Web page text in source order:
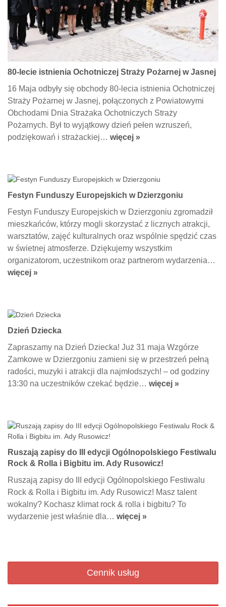
80-lecie istnienia Ochotniczej Straży Pożarnej w Jasnej
16 Maja odbyły się obchody 80-lecia istnienia Ochotniczej
Straży Pożarnej w Jasnej, połączonych z Powiatowymi
Obchodami Dnia Strażaka Ochotniczych Straży
Pożarnych. Był to wyjątkowy dzień pełen wzruszeń,
podziękowań i strażackiej… więcej »
Festyn Funduszy Europejskich w Dzierzgoniu
Festyn Funduszy Europejskich w Dzierzgoniu zgromadził
mieszkańców, którzy mogli skorzystać z licznych atrakcji,
warsztatów, zajęć kulturalnych oraz wspólnie spędzić czas
w świetnej atmosferze. Dziękujemy wszystkim
organizatorom, uczestnikom oraz partnerom wydarzenia…
więcej »
Dzień Dziecka
Zapraszamy na Dzień Dziecka! Już 31 maja Wzgórze
Zamkowe w Dzierzgoniu zamieni się w przestrzeń pełną
radości, muzyki i atrakcji dla najmłodszych! – od godziny
13:30 na uczestników czekać będzie… więcej »
Ruszają zapisy do III edycji Ogólnopolskiego Festiwalu
Rock & Rolla i Bigbitu im. Ady Rusowicz!
Ruszają zapisy do III edycji Ogólnopolskiego Festiwalu
Rock & Rolla i Bigbitu im. Ady Rusowicz! Masz talent
wokalny? Kochasz klimat rock & rolla i bigbitu? To
wydarzenie jest właśnie dla… więcej »
Cennik usług